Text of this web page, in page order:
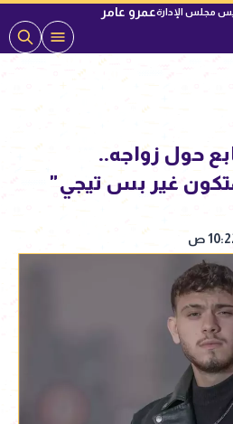
مجلس الإدارةعمرو عامر
حول زواجه..
غير بس تيجي"